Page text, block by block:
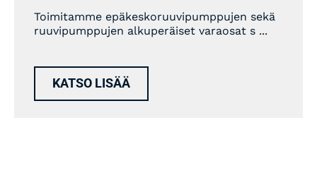
Toimitamme epäkeskoruuvipumppujen sekä
ruuvipumppujen alkuperäiset varaosat s ...
KATSO LISÄÄ